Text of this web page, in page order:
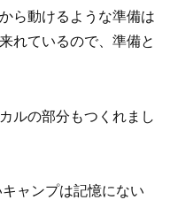
ら動けるような準備は
れているので、準備と
ルの部分もつくれまし
ャンプは記憶にない